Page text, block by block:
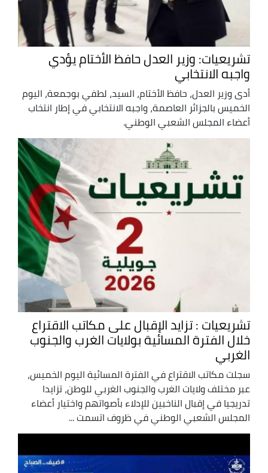
تشريعيات: وزير العدل حافظ الأختام يؤدي
واجبه الانتخابي
أدى وزير العدل، حافظ الأختام، السيد، لطفي بوجمعة، اليوم
الخميس بالجزائر العاصمة، واجبه الانتخابي في إطار انتخاب
أعضاء المجلس الشعبي الوطني.
تشريعيات : تزايد الإقبال على مكاتب الاقتراع
خلال الفترة المسائية بولايات الغرب والجنوب
الغربي
سجلت مكاتب الاقتراع في الفترة المسائية اليوم الخميس،
عبر مختلف ولايات الغرب والجنوب الغربي للوطن، تزايدا
تدريجيا في إقبال الناخبين للإدلاء بأصواتهم واختيار أعضاء
المجلس الشعبي الوطني في ظروف اتسمت ...